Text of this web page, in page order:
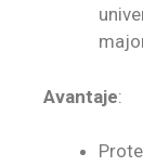
Avantaje: